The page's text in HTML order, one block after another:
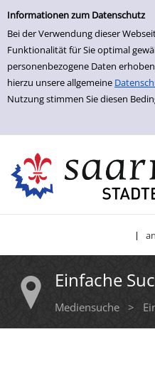
Einfache Suche
Informationen zum Datenschutz
Bei der Verwendung dieser
Funktionalität für Sie optimal
personenbezogene Daten
hierzu unsere allgemeine
Nutzung stimmen Sie diesen
Zur Detailanzeige springen
|
Einfache
Mediensuche >